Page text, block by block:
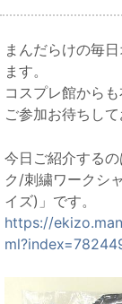
まんだらけの毎
ます。
コスプレ館から
ご参加お待ちして
今日ご紹介する
ク/刺繍ワークシ
イズ)」です。
https://